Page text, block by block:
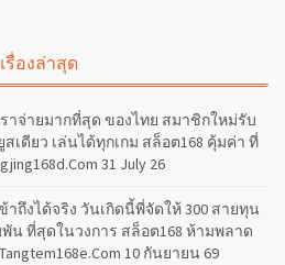
เรื่องล่าสุด
าจ่ายมากที่สุด ของไทย สมาชิกใหม่รับ
สเดียว เล่นได้ทุกเกม สล็อต168 คุ้มค่า ที่
31 July 26
าถึงได้จริง วันเกิดนี้พี่จัดให้ 300 สายทุน
น ที่สุดในวงการ สล็อต168 ห้ามพลาด
10 กันยายน 69